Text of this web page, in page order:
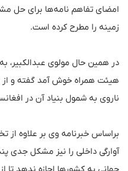
امضای تفاهم نامه‌ها برای حل
زمینه را مطرح کرده است.
در همین حال مولوی عبدالکبیر،
هیئت همراه خوش آمد گفته و
ناروی به شمول بنیاد آن در
براساس خبرنامه وی بر علاوه از
آوارگی داخلی را نیز مشکل جدی